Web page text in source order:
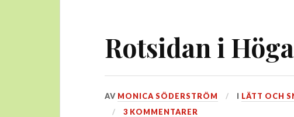
Rotsidan i
DEN
22
AV MONICA SÖDERSTRÖM I LÄTT OCH
3 KOMMENTARER